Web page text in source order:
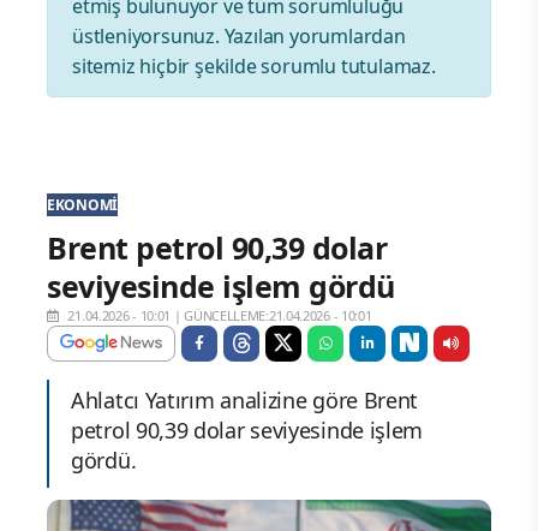
etmiş bulunuyor ve tüm sorumluluğu
üstleniyorsunuz. Yazılan yorumlardan
sitemiz hiçbir şekilde sorumlu tutulamaz.
EKONOMI
Brent petrol 90,39 dolar
seviyesinde işlem gördü
21.04.2026 - 10:01 |GÜNCELLEME:21.04.2026 - 10:01
Ahlatcı Yatırım analizine göre Brent
petrol 90,39 dolar seviyesinde işlem
gördü.